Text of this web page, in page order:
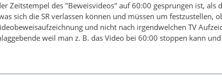
Zeitstempel des "Beweisvideos" auf 60:00 gesprungen ist, als
sich die SR verlassen können und müssen um festzustellen,
und nicht nach irgendwelchen TV
weil man z. B. das Video bei 60:00 stoppen kann